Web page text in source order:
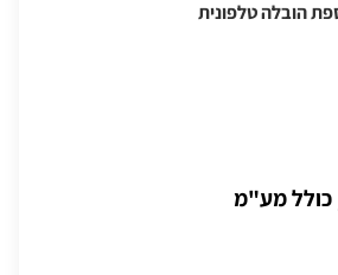
הובלה טלפונית
כולל מע"מ